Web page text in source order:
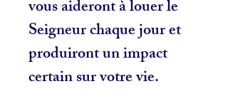
vous aideront à louer le
Seigneur chaque jour et
produiront un impact
certain sur votre vie.